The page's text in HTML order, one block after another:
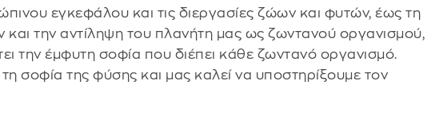
εγκεφάλου και τις διεργασίες ζώων και φυτών, έως τη
την αντίληψη του πλανήτη μας ως ζωντανού οργανισμού,
την έμφυτη σοφία που διέπει κάθε ζωντανό οργανισμό.
σοφία της φύσης και μας καλεί να υποστηρίξουμε τον